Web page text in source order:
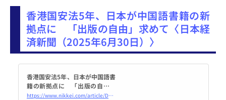
が会場に集まり、約3500人がオン
ラインで視聴した。米国で政権か
らの圧力が強まっているほか、
ソーシャルメディアで偽情報や誤
情報が氾濫するなか、ジャーナリ
香港国安法5年、日本が中国語書籍の新
拠点に 「出版の自由」求めて〈日本経
済新聞（2025年6月30日）〉
香港国安法5年、日本が中国語書
籍の新拠点に 「出版の自由」
求めて - 日本経済新聞
https://www.nikkei.com/article/DGXZQOCD267BX0W5A620C2000000/